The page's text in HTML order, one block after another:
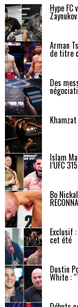
Hype
Zaynukov
Arman
de titre
Des
Islam
l’UFC 315
Bo
Exclusif
cet été
Dustin
White :